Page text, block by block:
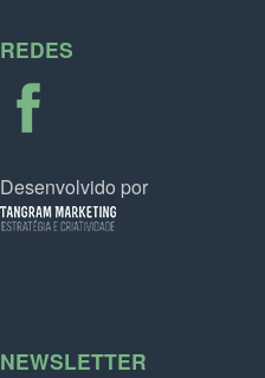
REDES
Desenvolvido por
NEWSLETTER